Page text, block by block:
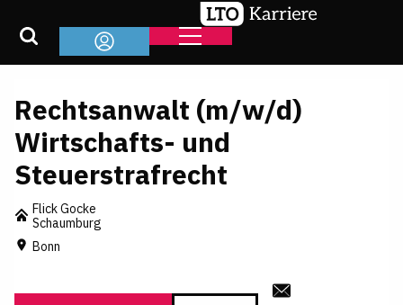
Rechtsanwalt (m/w/d)
Wirtschafts- und
Steuerstrafrecht
Flick Gocke
Schaumburg
Bonn